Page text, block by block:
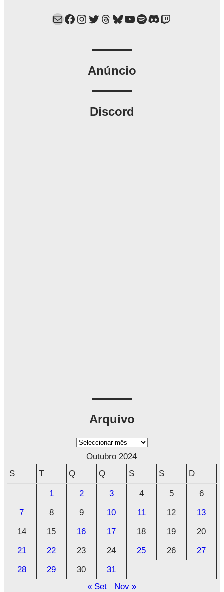
Mail Facebook Instagram Twitter Threads Bluesky YouTube Spotify Discord Twitch
Anúncio
Discord
Arquivo
A
v
o
Outubro 2024
S
T Q Q S S D
1 2 3 4 5
6
7
8 9 10 11 12
13
14
15 16 17 18 19
20
21
22 23 24 25 26
27
28
29 30
31
« Set
Nov »